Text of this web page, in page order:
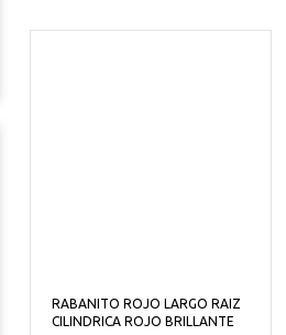
RABANITO ROJO LARGO RAIZ
CILINDRICA ROJO BRILLANTE